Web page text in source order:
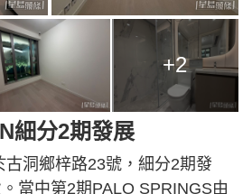
+2
細分2期發展
古洞鄉梓路23號，細分2期發
當中第2期PALO SPRINGS由